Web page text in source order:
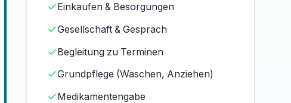
Einkaufen & Besorgungen
Gesellschaft & Gespräch
Begleitung zu Terminen
Grundpflege (Waschen, Anziehen)
Medikamentengabe